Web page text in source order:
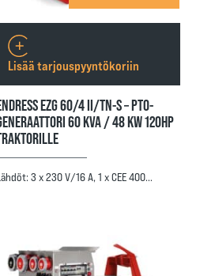
EZG 60/4 II/TN-S – PTO-
60 KVA / 48 KW 120HP
3 x 230 V/16 A, 1 x CEE 400…
Lisää tarjouspyyntökoriin